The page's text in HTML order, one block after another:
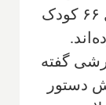
منطقه از آغاز مارس ۲۰۲۵ حداقل ۶۶ کودک
گفته
دستور